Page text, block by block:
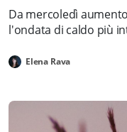
Da mercoledì
l'ondata di caldo più
Elena Rava